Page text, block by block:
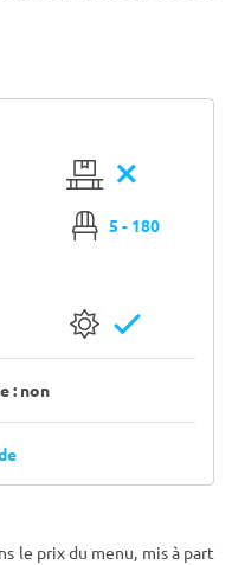
5 - 180
: non
le prix du menu, mis à part